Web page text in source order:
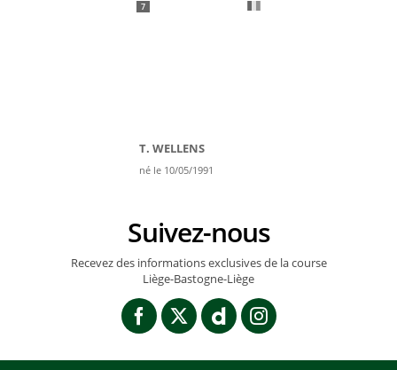
7
T. WELLENS
né le 10/05/1991
Suivez-nous
Recevez des informations exclusives de la course
Liège-Bastogne-Liège